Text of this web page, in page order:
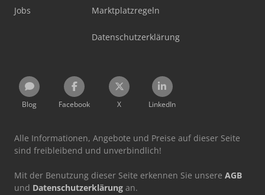
Jobs Marktplatzregeln
Datenschutzerklärung
Blog Facebook X LinkedIn
Alle Informationen, Angebote und Preise auf dieser Seite
sind freibleibend und unverbindlich!
Mit der Benutzung dieser Seite erkennen Sie unsere AGB
und Datenschutzerklärung an.